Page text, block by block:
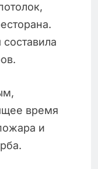
время
и